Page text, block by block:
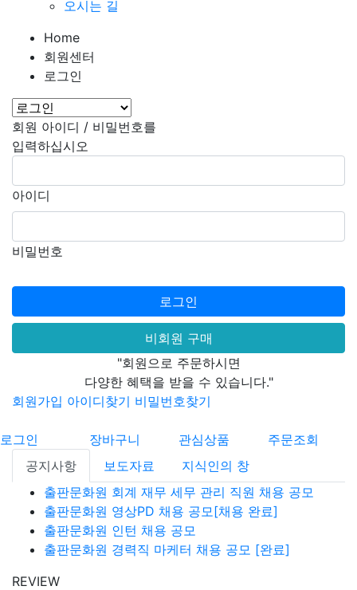
오시는 길
Home
회원센터
로그인
회원 아이디 / 비밀번호를
입력하십시오
아이디
비밀번호
로그인
비회원 구매
"회원으로 주문하시면
다양한 혜택을 받을 수 있습니다."
회원가입 아이디찾기 비밀번호찾기
로그인 장바구니 관심상품
주문조회
공지사항
보도자료
지식인의 창
출판문화원 회계 재무 세무 관리 직원 채용 공모
출판문화원 영상PD 채용 공모[채용 완료]
출판문화원 인턴 채용 공모
출판문화원 경력직 마케터 채용 공모 [완료]
REVIEW